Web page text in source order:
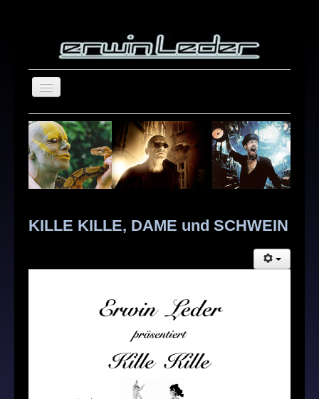
home
blog
about
showreel
contact
KILLE KILLE, DAME und SCHWEIN